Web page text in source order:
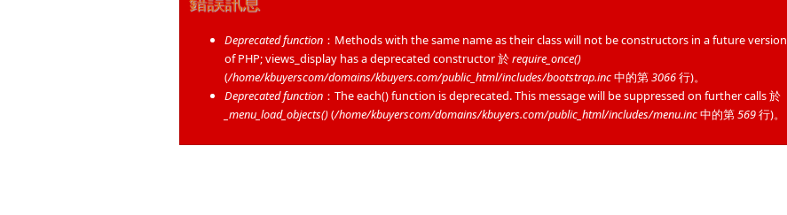
Deprecated function ：Methods with the same name as their class will not be constructors in a future version
of PHP; views_display has a deprecated constructor 於require_once()
(/home/kbuyerscom/domains/kbuyers.com/public_html/includes/bootstrap.inc中的第3066行)。
Deprecated function ：The each() function is deprecated. This message will be suppressed on further calls 於
_menu_load_objects()(/home/kbuyerscom/domains/kbuyers.com/public_html/includes/menu.inc中的第569行)。